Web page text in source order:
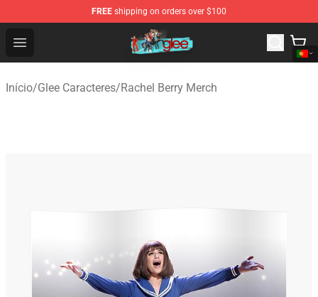
FREE shipping on orders over $100
Open menu
Glee Store - Official Glee Merchandise Shop
Início/Glee Caracteres/Rachel Berry Merch